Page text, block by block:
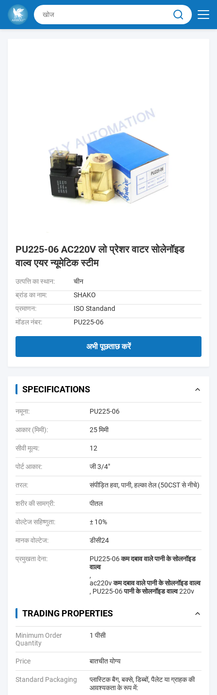
PU225-06 AC220V लो प्रेशर वाटर सोलेनॉइड
वाल्व एयर न्यूमेटिक स्टीम
उत्पत्ति का स्थान:
चीन
ब्रांड का नाम:
SHAKO
प्रमाणन:
ISO Standand
मॉडल नंबर:
PU225-06
अभी पूछताछ करें
SPECIFICATIONS
नमूना: PU225-06
आकार (मिमी): 25 मिमी
सीवी मूल्य: 12
पोर्ट आकार: जी 3/4"
तरल: संपीड़ित हवा, पानी, हल्का तेल (50CST से नीचे)
शरीर की सामग्री: पीतल
वोल्टेज सहिष्णुता: ± 10%
मानक वोल्टेज: डीसी24
प्रमुखता देना:
PU225-06 कम दबाव वाले पानी के सोलनॉइड
वाल्व
,
ac220v कम दबाव वाले पानी के सोलनॉइड वाल्व
, PU225-06 पानी के सोलनॉइड वाल्व 220v
TRADING PROPERTIES
Minimum Order
Quantity
1 पीसी
Price बातचीत योग्य
Standard Packaging
प्लास्टिक बैग, बक्से, डिब्बों, पैलेट या ग्राहक की
आवश्यकता के रूप में: